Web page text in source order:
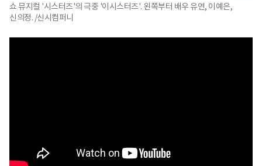
쇼 뮤지컬 '시스터즈'의 극중 '이시스터즈'. 왼쪽부터 배우 유연, 이예은,
신의정. /신시컴퍼니